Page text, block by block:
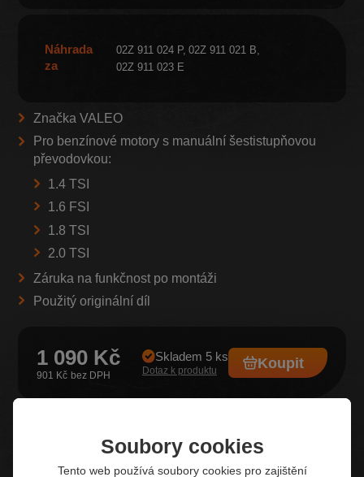
Náhrada
za
02Z 911 024 P 02Z 911 021 B
02Z 911 023 E
Značka VALEO
Pro benzínové motory s manuální šestistupňovou
převodovkou:
1.4 TSI
1.6 FSI
1.8 TSI
2.0 TSI
Záruka na funkčnost po montáži
Použitý originální díl
1 090 Kč
901 Kč
Skladem 5 ks
Dotaz k produktu Koupit
Z našeho e-shopu
Soubory cookies
Tento web používá soubory cookies pro zajištění